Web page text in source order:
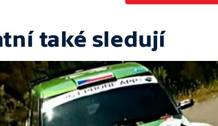
také sledují